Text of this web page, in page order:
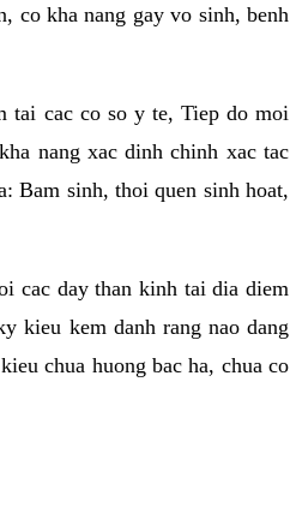
co kha nang gay vo sinh, benh
tai cac co so y te, Tiep do moi
nang xac dinh chinh xac tac
Bam sinh, thoi quen sinh hoat,
cac day than kinh tai dia diem
kieu kem danh rang nao dang
chua huong bac ha, chua co